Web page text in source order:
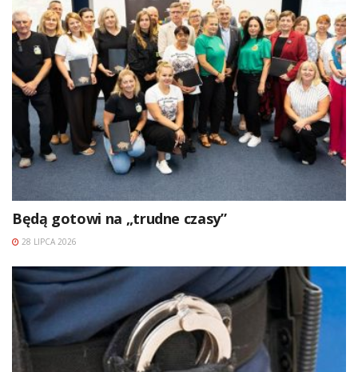
Będą gotowi na „trudne czasy”
28 LIPCA 2026